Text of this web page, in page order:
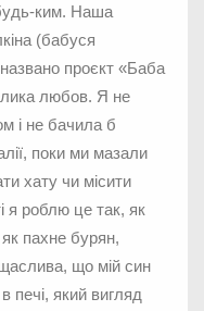
ким. Наша
(бабуся
проєкт «Баба
любов. Я не
і не бачила б
поки ми мазали
хату чи місити
я роблю це так, як
пахне бурян,
що мій син
печі, який вигляд